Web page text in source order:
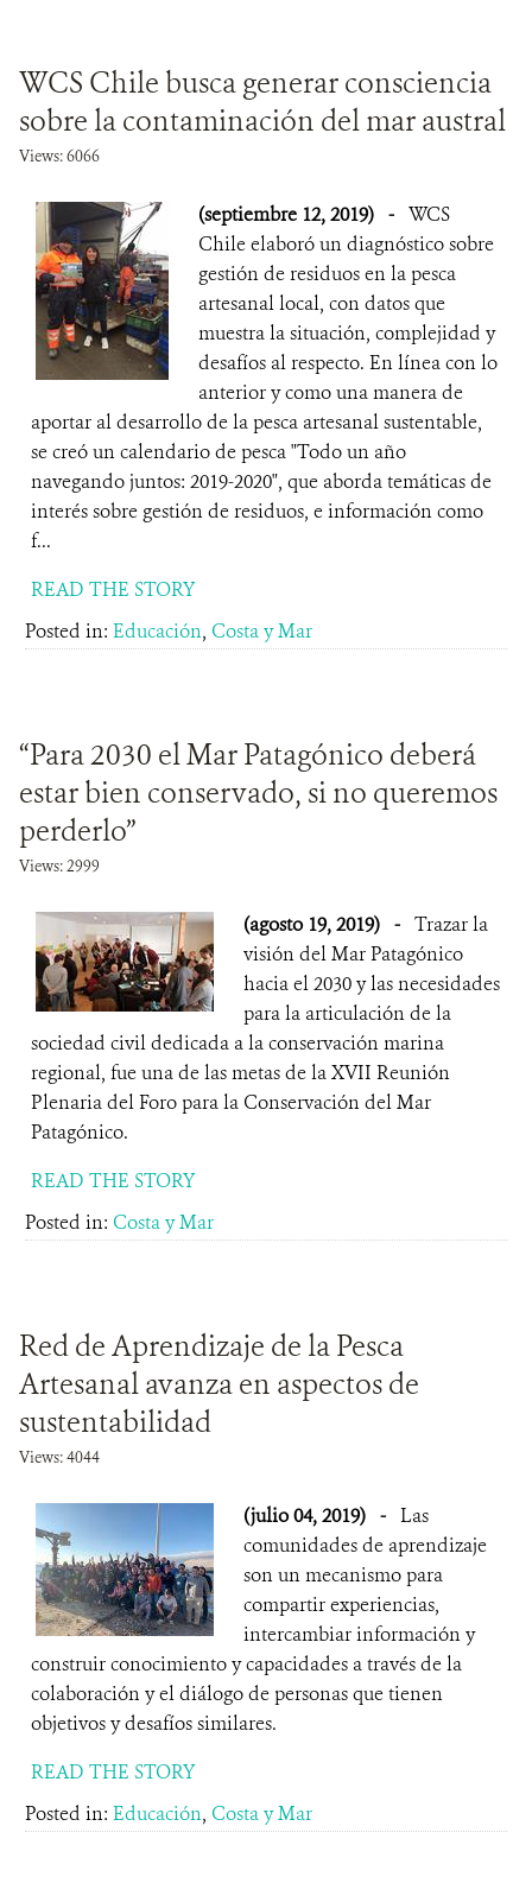
WCS Chile busca generar consciencia
sobre la contaminación del mar austral
Views: 6066
(septiembre 12, 2019) - WCS
Chile elaboró un diagnóstico sobre
gestión de residuos en la pesca
artesanal local, con datos que
muestra la situación, complejidad y
desafíos al respecto. En línea con lo
anterior y como una manera de
aportar al desarrollo de la pesca artesanal sustentable,
se creó un calendario de pesca "Todo un año
navegando juntos: 2019-2020", que aborda temáticas de
interés sobre gestión de residuos, e información como
f...
READ THE STORY
Posted in: Educación, Costa y Mar
“Para 2030 el Mar Patagónico deberá
estar bien conservado, si no queremos
perderlo”
Views: 2999
(agosto 19, 2019) - Trazar la
visión del Mar Patagónico
hacia el 2030 y las necesidades
para la articulación de la
sociedad civil dedicada a la conservación marina
regional, fue una de las metas de la XVII Reunión
Plenaria del Foro para la Conservación del Mar
Patagónico.
READ THE STORY
Posted in: Costa y Mar
Red de Aprendizaje de la Pesca
Artesanal avanza en aspectos de
sustentabilidad
Views: 4044
(julio 04, 2019) - Las
comunidades de aprendizaje
son un mecanismo para
compartir experiencias,
intercambiar información y
construir conocimiento y capacidades a través de la
colaboración y el diálogo de personas que tienen
objetivos y desafíos similares.
READ THE STORY
Posted in: Educación, Costa y Mar